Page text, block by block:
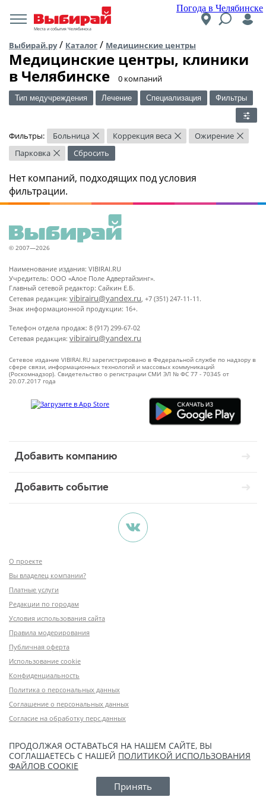
Погода в Челябинске
Места и события Челябинска
Выбирай.ру/ Каталог / Медицинские центры
Медицинские центры, клиники
в Челябинске
​0 компаний
Тип медучреждения Лечение Специализация Фильтры
Фильтры: Больница × Коррекция веса × Ожирение ×
Парковка × Сбросить
Нет компаний, подходящих под условия
фильтрации.
© 2007—2026
Наименование издания: VIBIRAI.RU
Учредитель: ООО «Алое Поле Адвертайзинг».
Главный сетевой редактор: Сайкин Е.Б.
Сетевая редакция: vibirairu@yandex.ru, +7 (351) 247-11-11.
Знак информационной продукции: 16+.
Телефон отдела продаж: 8 (917) 299-67-02
Сетевая редакция: vibirairu@yandex.ru
Сетевое издание VIBIRAI.RU зарегистрировано в Федеральной службе по надзору в
сфере связи, информационных технологий и массовых коммуникаций
(Роскомнадзор). Свидетельство о регистрации СМИ ЭЛ № ФС 77 - 70345 от
20.07.2017 года
Добавить компанию
Добавить событие
О проекте
Вы владелец компании?
Платные услуги
Редакции по городам
Условия использования сайта
Правила модерирования
Публичная оферта
Использование cookie
Конфиденциальность
Политика о персональных данных
Соглашение о персональных данных
Согласие на обработку перс.данных
ПРОДОЛЖАЯ ОСТАВАТЬСЯ НА НАШЕМ САЙТЕ, ВЫ
СОГЛАШАЕТЕСЬ С НАШЕЙ ПОЛИТИКОЙ ИСПОЛЬЗОВАНИЯ
ФАЙЛОВ COOKIE
Принять